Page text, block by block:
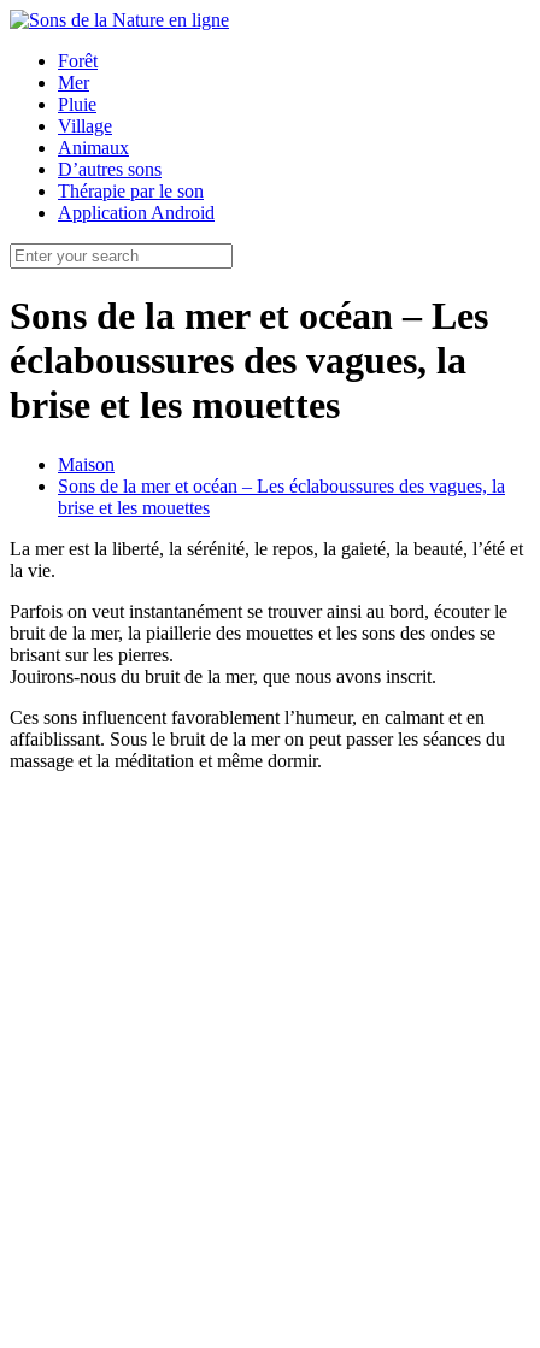
Forêt
Mer
Pluie
Village
Animaux
D’autres sons
Thérapie par le son
Application Android
Sons de la mer et océan – Les
éclaboussures des vagues, la
brise et les mouettes
Maison
Sons de la mer et océan – Les éclaboussures des vagues, la
brise et les mouettes
La mer est la liberté, la sérénité, le repos, la gaieté, la beauté, l’été et
la vie.
Parfois on veut instantanément se trouver ainsi au bord, écouter le
bruit de la mer, la piaillerie des mouettes et les sons des ondes se
brisant sur les pierres.
Jouirons-nous du bruit de la mer, que nous avons inscrit.
Ces sons influencent favorablement l’humeur, en calmant et en
affaiblissant. Sous le bruit de la mer on peut passer les séances du
massage et la méditation et même dormir.